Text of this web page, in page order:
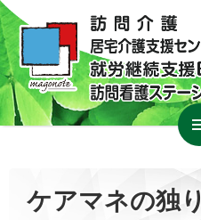
メ
ー
ケアマネの独